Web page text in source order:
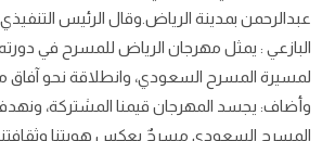
عبدالرحمن بمدينة الرياض.وقال الرئيس
البازعي : يمثل مهرجان الرياض للمسرح في دورته
لمسيرة المسرح السعودي، وانطلاقة نحو
وأضاف: يجسد المهرجان قيمنا المشتركة،
المسرح السعودي مسرحٌ يعكس هويتنا